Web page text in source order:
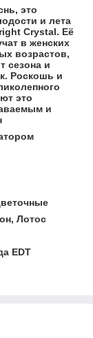
это
и лета
Crystal. Её
в женских
возрастов,
сезона и
Роскошь и
это
и
Лотос
EDT